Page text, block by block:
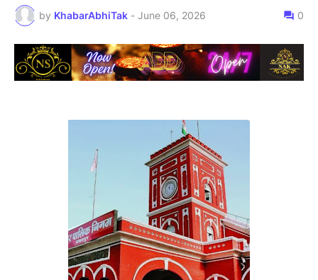
by KhabarAbhiTak - June 06, 2026 0